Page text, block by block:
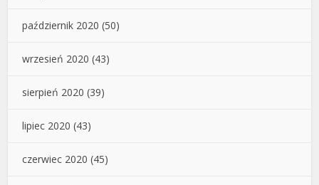
październik 2020 (50)
wrzesień 2020 (43)
sierpień 2020 (39)
lipiec 2020 (43)
czerwiec 2020 (45)